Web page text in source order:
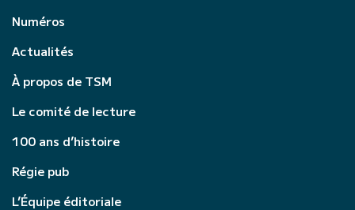
Numéros
Actualités
À propos de TSM
Le comité de lecture
100 ans d’histoire
Régie pub
L’Équipe éditoriale